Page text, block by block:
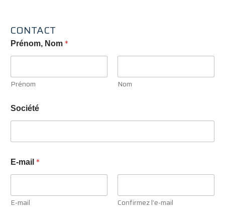
CONTACT
Prénom, Nom *
Prénom Nom
Société
E-mail *
E-mail Confirmez l’e-mail